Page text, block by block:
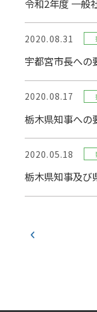
2020.08.31
宇都宮市長への
2020.08.17
栃木県知事への
2020.05.18